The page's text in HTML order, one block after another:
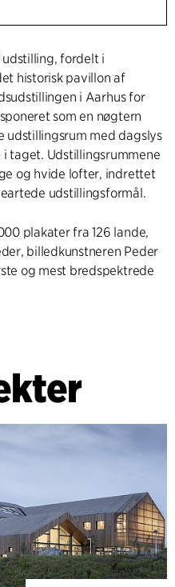
fordelt i
historisk pavillon af
i Aarhus for
som en nøgtern
udstillingsrum med dagslys
taget. Udstillingsrummene
og hvide lofter, indrettet
udstillingsformål.
plakater fra 126 lande,
billedkunstneren Peder
og mest bredspektrede